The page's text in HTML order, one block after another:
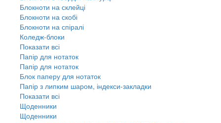
Блокноти на склейці
Блокноти на скобі
Блокноти на спіралі
Коледж-блоки
Показати всі
Папір для нотаток
Папір для нотаток
Блок паперу для нотаток
Папір з липким шаром, індекси-закладки
Показати всі
Щоденники
Щоденники